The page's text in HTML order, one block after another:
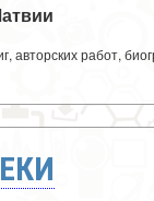
авторских работ,